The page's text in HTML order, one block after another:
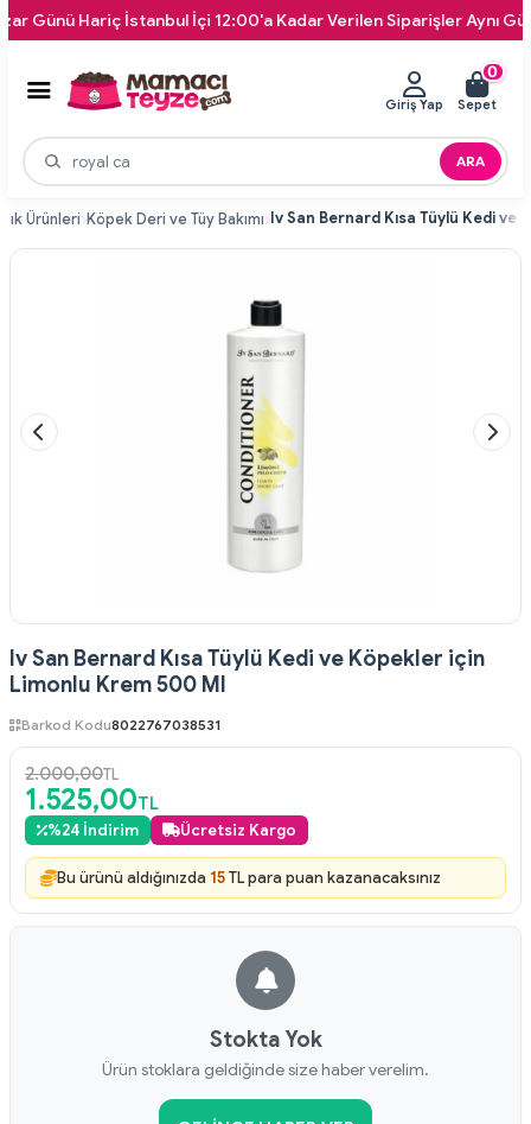
Hariç İstanbul İçi 12:00'a Kadar Verilen Siparişler Aynı Gün
ARA
Giriş Yap
0
Sepet
Ürünleri Köpek Deri ve Tüy Bakımı
Iv San Bernard Kısa Tüylü Kedi ve Köpekler için
Limonlu Krem 500 Ml
Barkod Kodu8022767038531
2.000,00TL
1.525,00TL
%24 İndirim Ücretsiz Kargo
Bu ürünü aldığınızda 15TL para puan kazanacaksınız
Stokta Yok
Ürün stoklara geldiğinde size haber verelim.